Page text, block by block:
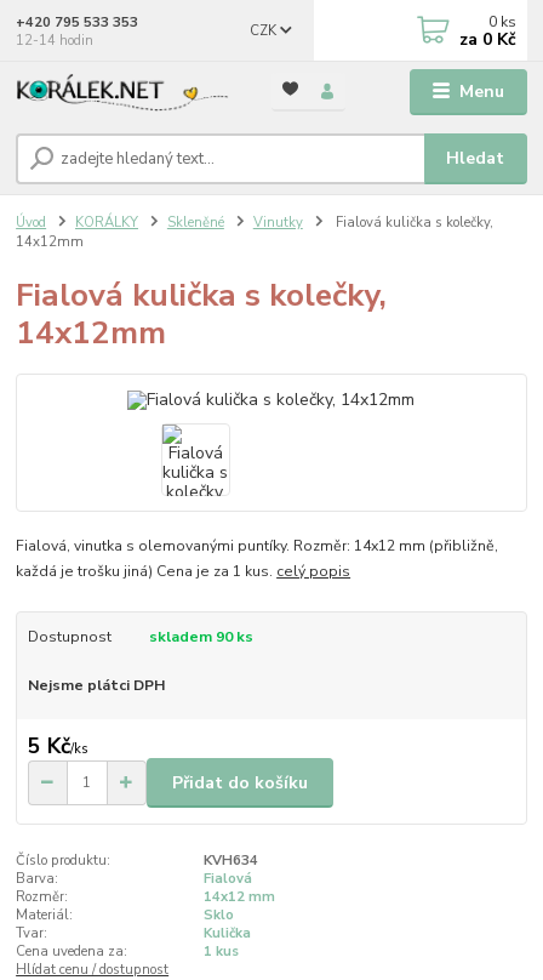
Menu
CZK
Hledat
+420 795 533 353
12-14 hodin
0 ks
za 0 Kč
Úvod KORÁLKY Skleněné Vinutky
Fialová kulička s kolečky,
14x12mm
Fialová kulička s kolečky,
14x12mm
Fialová, vinutka s olemovanými puntíky. Rozměr: 14x12 mm (přibližně,
každá je trošku jiná) Cena je za 1 kus. celý popis
Dostupnost skladem 90 ks
Nejsme plátci DPH
5 Kč/ks
Přidat do košíku
Číslo produktu:
KVH634
Barva:
Fialová
Rozměr:
14x12 mm
Materiál:
Sklo
Tvar:
Kulička
Cena uvedena za:
1 kus
Hlídat cenu / dostupnost